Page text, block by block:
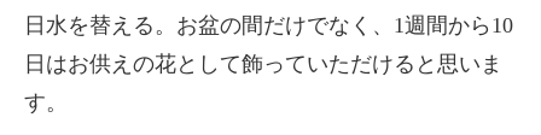
日水を替える。お盆の間だけでなく、1週間から10
日はお供えの花として飾っていただけると思いま
す。